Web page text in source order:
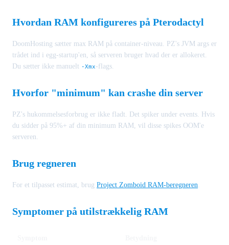
Hvordan RAM konfigureres på Pterodactyl
DoomHosting sætter max RAM på container-niveau. PZ's JVM args er
trådet ind i egg-startup'en, så serveren bruger hvad der er allokeret.
Du sætter ikke manuelt -Xmx-flags.
Hvorfor "minimum" kan crashe din server
PZ's hukommelsesforbrug er ikke fladt. Det spiker under events. Hvis
du sidder på 95%+ af din minimum RAM, vil disse spikes OOM'e
serveren.
Brug regneren
For et tilpasset estimat, brug Project Zomboid RAM-beregneren
Symptomer på utilstrækkelig RAM